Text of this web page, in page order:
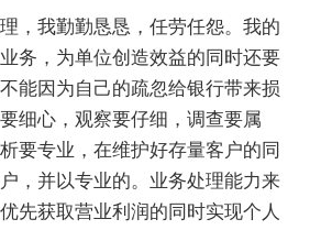
，我勤勤恳恳，任劳任怨。我的
务，为单位创造效益的同时还要
能因为自己的疏忽给银行带来损
细心，观察要仔细，调查要属
要专业，在维护好存量客户的同
，并以专业的。业务处理能力来
先获取营业利润的同时实现个人